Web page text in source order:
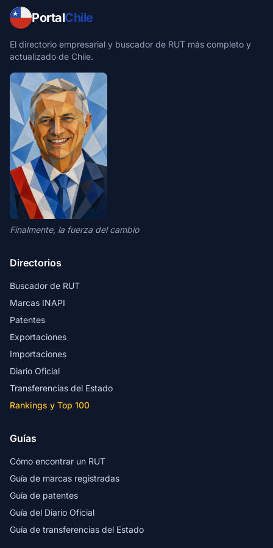
PortalChile
El directorio empresarial y buscador de RUT más completo y
actualizado de Chile.
Finalmente, la fuerza del cambio
Directorios
Buscador de RUT
Marcas INAPI
Patentes
Exportaciones
Importaciones
Diario Oficial
Transferencias del Estado
Rankings y Top 100
Guías
Cómo encontrar un RUT
Guía de marcas registradas
Guía de patentes
Guía del Diario Oficial
Guía de transferencias del Estado